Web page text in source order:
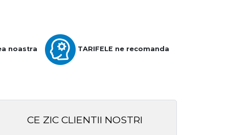
noastra TARIFELE ne recomanda
CE ZIC CLIENTII NOSTRI